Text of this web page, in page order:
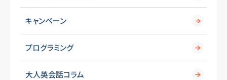
キャンペーン
プログラミング
大人英会話コラム